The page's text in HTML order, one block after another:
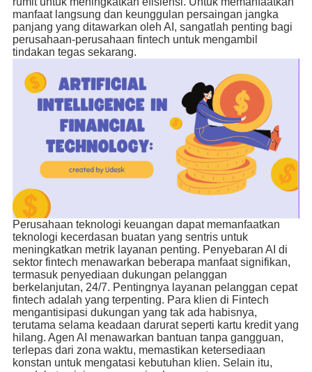
manfaat langsung dan keunggulan persaingan jangka
panjang yang ditawarkan oleh AI, sangatlah penting bagi
perusahaan-perusahaan fintech untuk mengambil
tindakan tegas sekarang.
Perusahaan teknologi keuangan dapat memanfaatkan
teknologi kecerdasan buatan yang sentris untuk
meningkatkan metrik layanan penting. Penyebaran AI di
sektor fintech menawarkan beberapa manfaat signifikan,
termasuk penyediaan dukungan pelanggan
berkelanjutan, 24/7. Pentingnya layanan pelanggan cepat
fintech adalah yang terpenting. Para klien di Fintech
mengantisipasi dukungan yang tak ada habisnya,
terutama selama keadaan darurat seperti kartu kredit yang
hilang. Agen AI menawarkan bantuan tanpa gangguan,
terlepas dari zona waktu, memastikan ketersediaan
konstan untuk mengatasi kebutuhan klien. Selain itu,